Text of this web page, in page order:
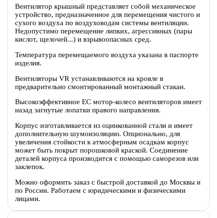
Вентилятор крышный представляет собой механическое
устройство, предназначенное для перемещения чистого и
сухого воздуха по воздуховодам системы вентиляции.
Недопустимо перемещение липких, агрессивных (пары
кислот, щелочей...) и взрывоопасных сред.
Температура перемещаемого воздуха указана в паспорте
изделия.
Вентиляторы VR устанавливаются на кровле в
предварительно смонтированный монтажный стакан.
Высокоэффективное EC мотор-колесо вентиляторов имеет
назад загнутые лопатки правого направления.
Корпус изготавливается из оцинкованной стали и имеет
дополнительную шумоизоляцию. Опционально, для
увеличения стойкости к атмосферным осадкам корпус
может быть покрыт порошковой краской. Соединение
деталей корпуса производится с помощью саморезов или
заклепок.
Можно оформить заказ с быстрой доставкой до Москвы и
по России. Работаем с юридическими и физическими
лицами.